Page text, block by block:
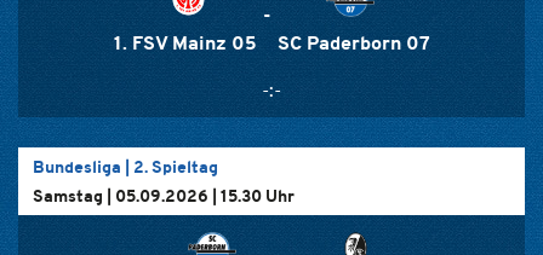
1. FSV Mainz 05
-
SC Paderborn 07
-:-
Bundesliga | 2. Spieltag
Samstag | 05.09.2026 | 15.30 Uhr